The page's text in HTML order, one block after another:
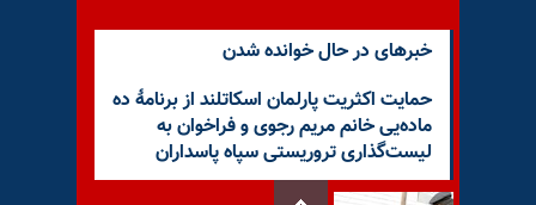
خبرهای در حال خوانده شدن
حمایت اکثریت پارلمان اسکاتلند از برنامهٔ ده
ماده‌یی خانم مریم رجوی و فراخوان به
لیست‌گذاری تروریستی سپاه پاسداران